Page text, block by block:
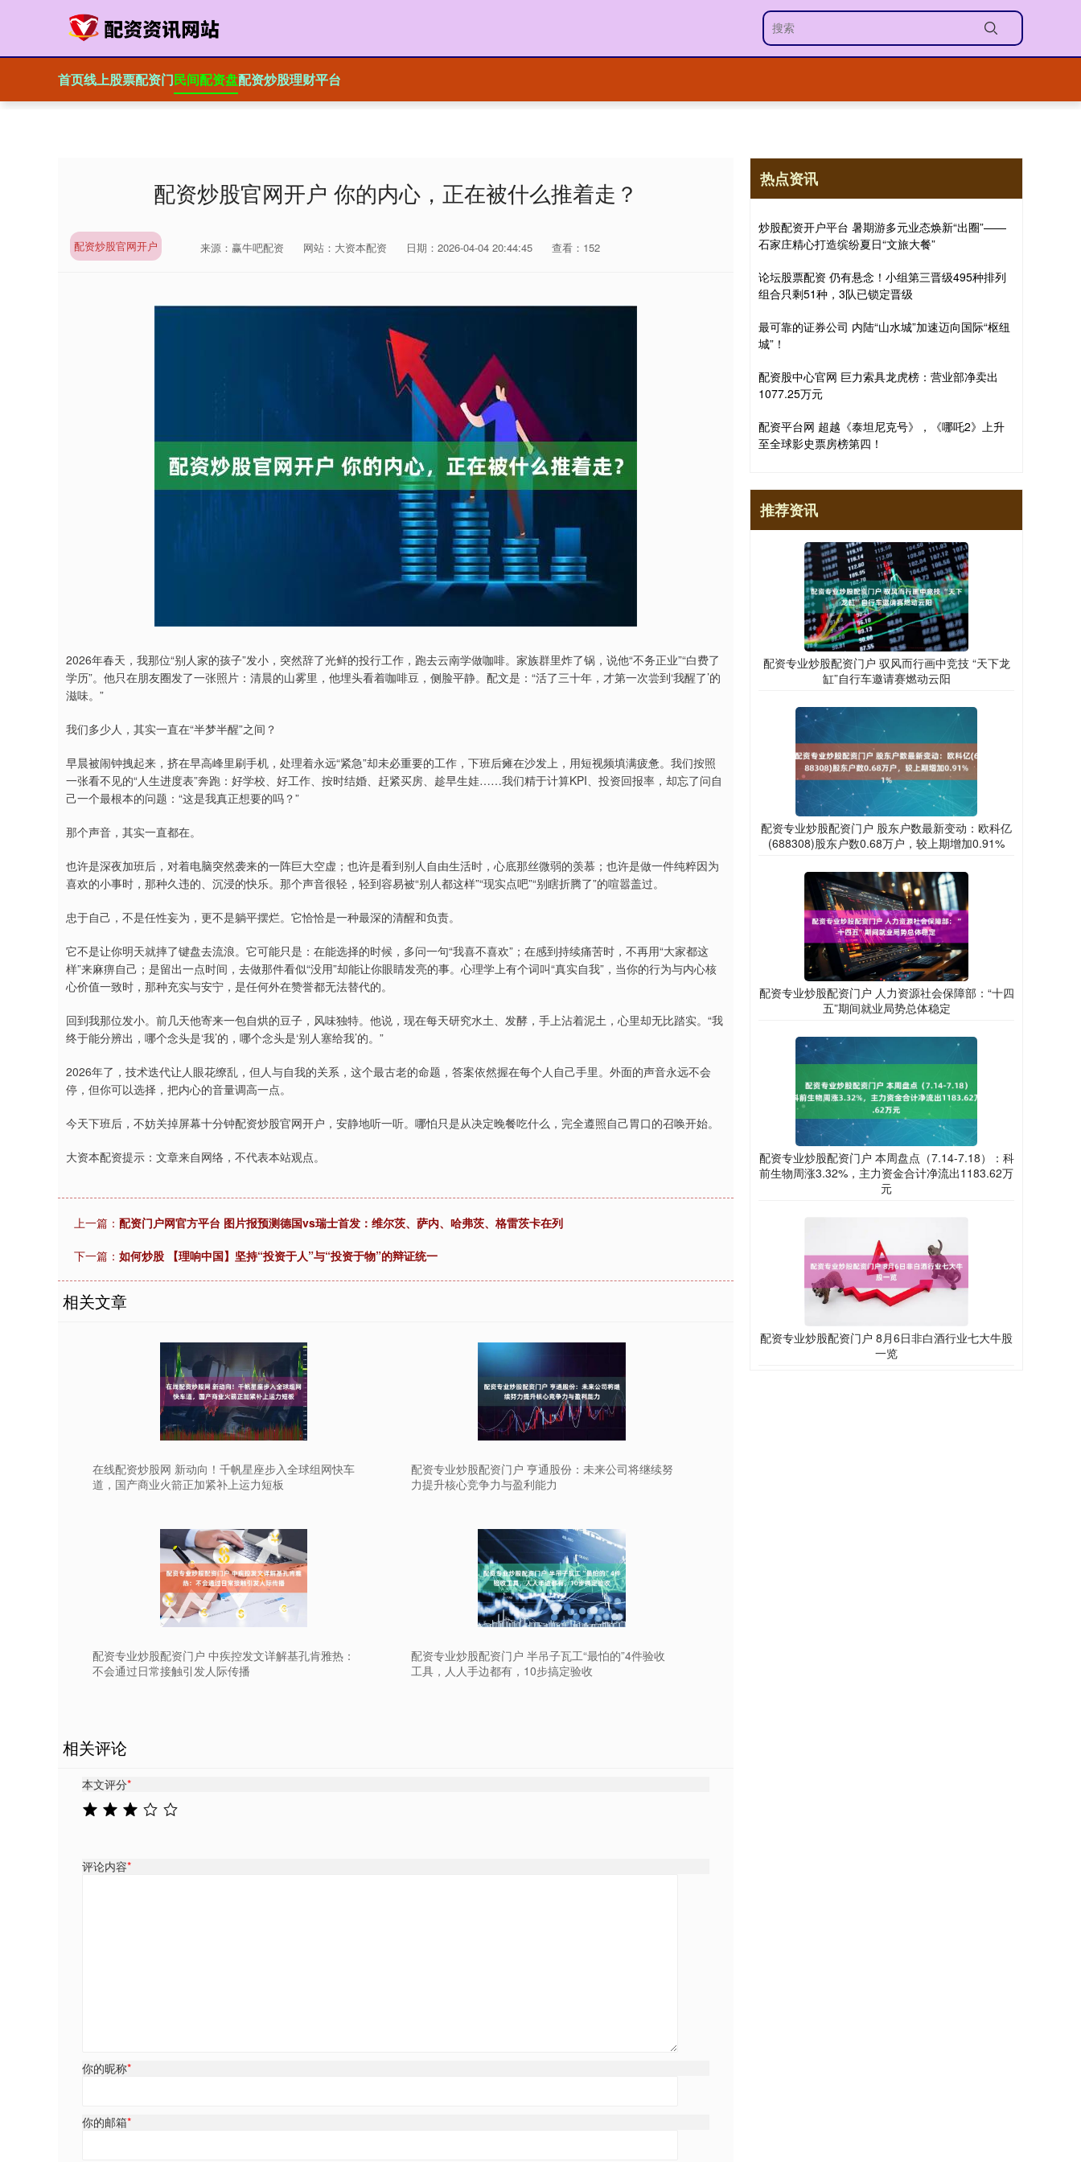
首页线上股票配资门民间配资盘配资炒股理财平台
配资炒股官网开户 你的内心，正在被什么推着走？
配资炒股官网开户 来源：赢牛吧配资 网站：大资本配资 日期：2026-04-04 20:44:45 查看：152
2026年春天，我那位“别人家的孩子”发小，突然辞了光鲜的投行工作，跑去云南学做咖啡。家族群里炸了锅，说他“不务正业”“白费了
学历”。他只在朋友圈发了一张照片：清晨的山雾里，他埋头看着咖啡豆，侧脸平静。配文是：“活了三十年，才第一次尝到‘我醒了’的
滋味。”
我们多少人，其实一直在“半梦半醒”之间？
早晨被闹钟拽起来，挤在早高峰里刷手机，处理着永远“紧急”却未必重要的工作，下班后瘫在沙发上，用短视频填满疲惫。我们按照
一张看不见的“人生进度表”奔跑：好学校、好工作、按时结婚、赶紧买房、趁早生娃……我们精于计算KPI、投资回报率，却忘了问自
己一个最根本的问题：“这是我真正想要的吗？”
那个声音，其实一直都在。
也许是深夜加班后，对着电脑突然袭来的一阵巨大空虚；也许是看到别人自由生活时，心底那丝微弱的羡慕；也许是做一件纯粹因为
喜欢的小事时，那种久违的、沉浸的快乐。那个声音很轻，轻到容易被“别人都这样”“现实点吧”“别瞎折腾了”的喧嚣盖过。
忠于自己，不是任性妄为，更不是躺平摆烂。它恰恰是一种最深的清醒和负责。
它不是让你明天就摔了键盘去流浪。它可能只是：在能选择的时候，多问一句“我喜不喜欢”；在感到持续痛苦时，不再用“大家都这
样”来麻痹自己；是留出一点时间，去做那件看似“没用”却能让你眼睛发亮的事。心理学上有个词叫“真实自我”，当你的行为与内心核
心价值一致时，那种充实与安宁，是任何外在赞誉都无法替代的。
回到我那位发小。前几天他寄来一包自烘的豆子，风味独特。他说，现在每天研究水土、发酵，手上沾着泥土，心里却无比踏实。“我
终于能分辨出，哪个念头是‘我’的，哪个念头是‘别人塞给我’的。”
2026年了，技术迭代让人眼花缭乱，但人与自我的关系，这个最古老的命题，答案依然握在每个人自己手里。外面的声音永远不会
停，但你可以选择，把内心的音量调高一点。
今天下班后，不妨关掉屏幕十分钟配资炒股官网开户，安静地听一听。哪怕只是从决定晚餐吃什么，完全遵照自己胃口的召唤开始。
大资本配资提示：文章来自网络，不代表本站观点。
上一篇： 配资门户网官方平台 图片报预测德国vs瑞士首发：维尔茨、萨内、哈弗茨、格雷茨卡在列
下一篇： 如何炒股 【理响中国】坚持“投资于人”与“投资于物”的辩证统一
相关文章
在线配资炒股网 新动向！千帆星座步入全球组网快车
道，国产商业火箭正加紧补上运力短板
配资专业炒股配资门户 亨通股份：未来公司将继续努
力提升核心竞争力与盈利能力
配资专业炒股配资门户 中疾控发文详解基孔肯雅热：
不会通过日常接触引发人际传播
配资专业炒股配资门户 半吊子瓦工“最怕的”4件验收
工具，人人手边都有，10步搞定验收
相关评论
本文评分*
评论内容*
你的昵称*
你的邮箱*
热点资讯
炒股配资开户平台 暑期游多元业态焕新“出圈”——
石家庄精心打造缤纷夏日“文旅大餐”
论坛股票配资 仍有悬念！小组第三晋级495种排列
组合只剩51种，3队已锁定晋级
最可靠的证券公司 内陆“山水城”加速迈向国际“枢纽
城”！
配资股中心官网 巨力索具龙虎榜：营业部净卖出
1077.25万元
配资平台网 超越《泰坦尼克号》，《哪吒2》上升
至全球影史票房榜第四！
推荐资讯
配资专业炒股配资门户 驭风而行画中竞技 “天下龙
缸”自行车邀请赛燃动云阳
配资专业炒股配资门户 股东户数最新变动：欧科亿
(688308)股东户数0.68万户，较上期增加0.91%
配资专业炒股配资门户 人力资源社会保障部：“十四
五”期间就业局势总体稳定
配资专业炒股配资门户 本周盘点（7.14-7.18）：科
前生物周涨3.32%，主力资金合计净流出1183.62万
元
配资专业炒股配资门户 8月6日非白酒行业七大牛股
一览